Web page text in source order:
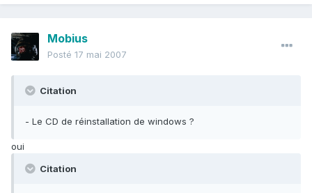
Mobius
Posté 17 mai 2007
Citation
- Le CD de réinstallation de windows ?
oui
Citation